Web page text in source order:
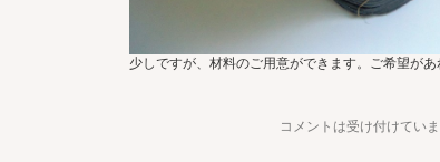
少しですが、材料のご用意ができます。ご希望があ
コメントは受け付けていま